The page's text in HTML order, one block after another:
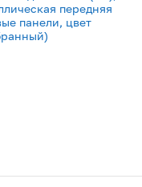
передняя
панели, цвет